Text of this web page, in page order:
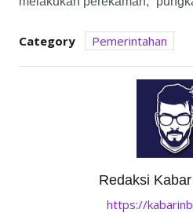
Category Pemerintahan
Redaksi
https://